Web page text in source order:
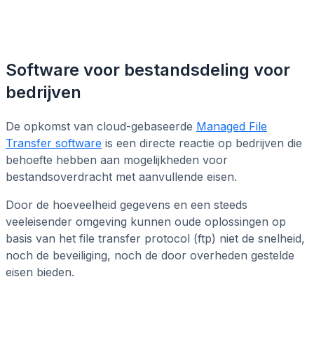
Software voor bestandsdeling voor
bedrijven
De opkomst van cloud-gebaseerde Managed File
Transfer software is een directe reactie op bedrijven die
behoefte hebben aan mogelijkheden voor
bestandsoverdracht met aanvullende eisen.
Door de hoeveelheid gegevens en een steeds
veeleisender omgeving kunnen oude oplossingen op
basis van het file transfer protocol (ftp) niet de snelheid,
noch de beveiliging, noch de door overheden gestelde
eisen bieden.